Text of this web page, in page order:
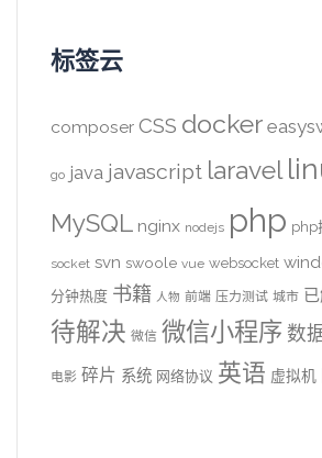
标签云
composer CSS docker
go java javascript laravel
MySQL nginx nodejs php php
socket svn swoole vue websocket
分钟热度 书籍 人物 前端 压力测试 城市
待解决 微信 微信小程序 数
电影 碎片 系统 网络协议 英语 虚拟机